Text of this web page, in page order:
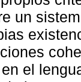
un
el